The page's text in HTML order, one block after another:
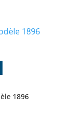
1896